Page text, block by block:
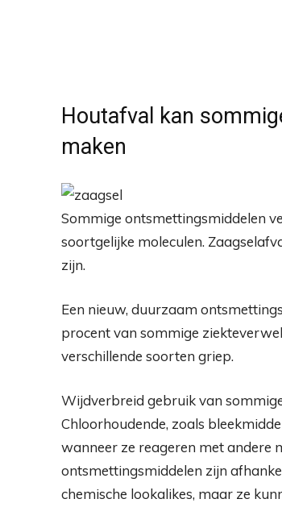
Houtafval kan
maken
Sommige ontsmettingsmiddelen
soortgelijke moleculen.
zijn.
Een nieuw, duurzaam
procent van sommige
verschillende soorten griep.
Wijdverbreid gebruik van
Chloorhoudende, zoals
wanneer ze reageren met andere
ontsmettingsmiddelen zijn
chemische lookalikes, maar ze